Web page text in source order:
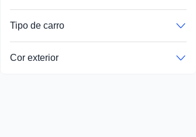
Tipo de carro
Cor exterior